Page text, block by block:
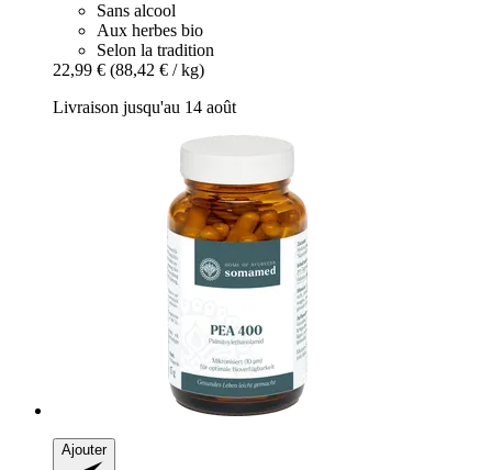
Sans alcool
Aux herbes bio
Selon la tradition
22,99 € (88,42 € / kg)
Livraison jusqu'au 14 août
Ajouter